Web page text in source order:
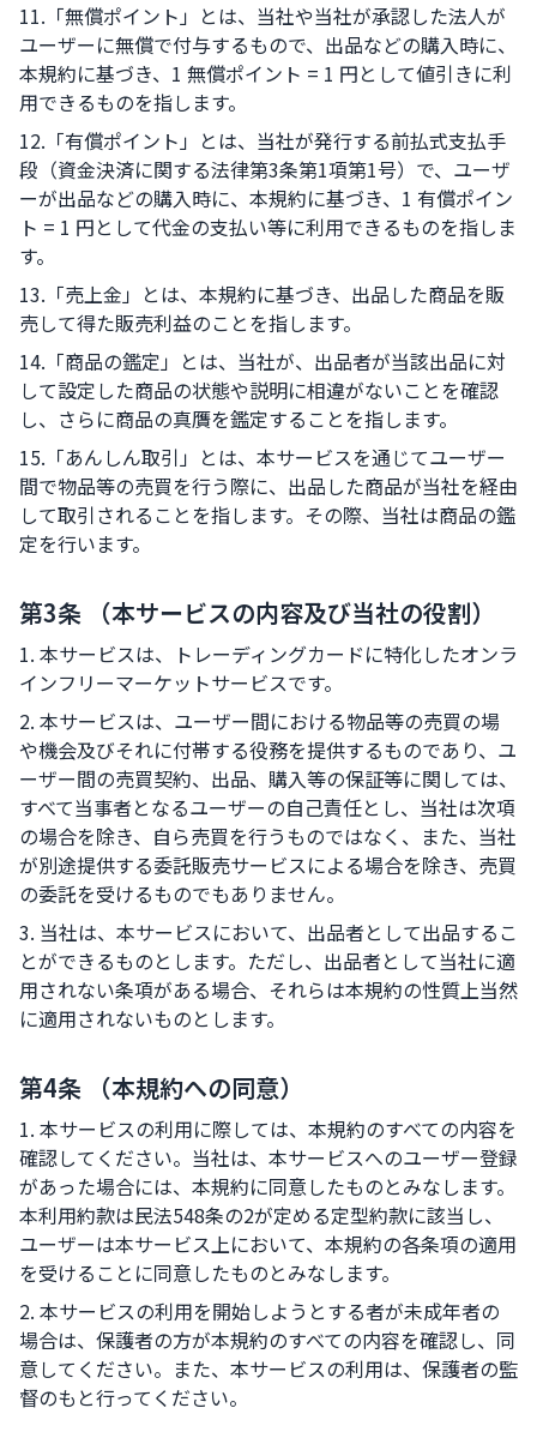
11.「無償ポイント」とは、当社や当社が承認した法人が
ユーザーに無償で付与するもので、出品などの購入時に、
本規約に基づき、1 無償ポイント = 1 円として値引きに利
用できるものを指します。
12.「有償ポイント」とは、当社が発行する前払式支払手
段（資金決済に関する法律第3条第1項第1号）で、ユーザ
ーが出品などの購入時に、本規約に基づき、1 有償ポイン
ト = 1 円として代金の支払い等に利用できるものを指しま
す。
13.「売上金」とは、本規約に基づき、出品した商品を販
売して得た販売利益のことを指します。
14.「商品の鑑定」とは、当社が、出品者が当該出品に対
して設定した商品の状態や説明に相違がないことを確認
し、さらに商品の真贋を鑑定することを指します。
15.「あんしん取引」とは、本サービスを通じてユーザー
間で物品等の売買を行う際に、出品した商品が当社を経由
して取引されることを指します。その際、当社は商品の鑑
定を行います。
第3条 （本サービスの内容及び当社の役割）
1. 本サービスは、トレーディングカードに特化したオンラ
インフリーマーケットサービスです。
2. 本サービスは、ユーザー間における物品等の売買の場
や機会及びそれに付帯する役務を提供するものであり、ユ
ーザー間の売買契約、出品、購入等の保証等に関しては、
すべて当事者となるユーザーの自己責任とし、当社は次項
の場合を除き、自ら売買を行うものではなく、また、当社
が別途提供する委託販売サービスによる場合を除き、売買
の委託を受けるものでもありません。
3. 当社は、本サービスにおいて、出品者として出品するこ
とができるものとします。ただし、出品者として当社に適
用されない条項がある場合、それらは本規約の性質上当然
に適用されないものとします。
第4条 （本規約への同意）
1. 本サービスの利用に際しては、本規約のすべての内容を
確認してください。当社は、本サービスへのユーザー登録
があった場合には、本規約に同意したものとみなします。
本利用約款は民法548条の2が定める定型約款に該当し、
ユーザーは本サービス上において、本規約の各条項の適用
を受けることに同意したものとみなします。
2. 本サービスの利用を開始しようとする者が未成年者の
場合は、保護者の方が本規約のすべての内容を確認し、同
意してください。また、本サービスの利用は、保護者の監
督のもと行ってください。